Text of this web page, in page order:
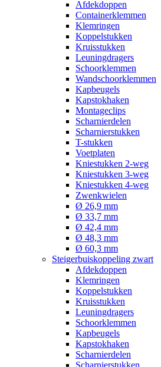
Afdekdoppen
Containerklemmen
Klemringen
Koppelstukken
Kruisstukken
Leuningdragers
Schoorklemmen
Wandschoorklemmen
Kapbeugels
Kapstokhaken
Montageclips
Scharnierdelen
Scharnierstukken
T-stukken
Voetplaten
Kniestukken 2-weg
Kniestukken 3-weg
Kniestukken 4-weg
Zwenkwielen
Ø 26,9 mm
Ø 33,7 mm
Ø 42,4 mm
Ø 48,3 mm
Ø 60,3 mm
Steigerbuiskoppeling zwart
Afdekdoppen
Klemringen
Koppelstukken
Kruisstukken
Leuningdragers
Schoorklemmen
Kapbeugels
Kapstokhaken
Scharnierdelen
Scharnierstukken